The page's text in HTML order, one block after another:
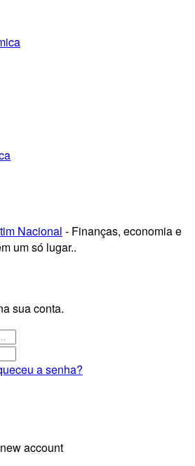
Nacional - Finanças, economia e
um só lugar..
sua conta.
a senha?
account